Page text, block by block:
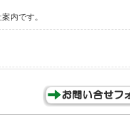
内です。